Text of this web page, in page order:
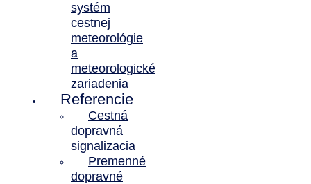
systém
cestnej
meteorológie
a
meteorologické
zariadenia
Referencie
Cestná
dopravná
signalizacia
Premenné
dopravné